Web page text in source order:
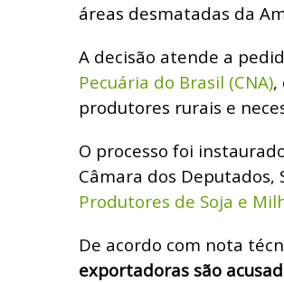
áreas desmatadas da
A decisão atende a
Pecuária do Brasil (CNA),
produtores rurais e
O processo foi
Câmara dos Deputados,
Produtores de Soja e
De acordo com nota
exportadoras são